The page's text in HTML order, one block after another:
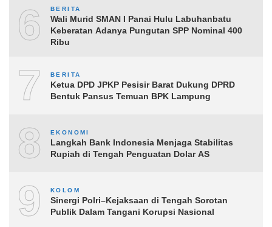
6 BERITA
Wali Murid SMAN I Panai Hulu Labuhanbatu
Keberatan Adanya Pungutan SPP Nominal 400
Ribu
7 BERITA
Ketua DPD JPKP Pesisir Barat Dukung DPRD
Bentuk Pansus Temuan BPK Lampung
8 EKONOMI
Langkah Bank Indonesia Menjaga Stabilitas
Rupiah di Tengah Penguatan Dolar AS
9 KOLOM
Sinergi Polri–Kejaksaan di Tengah Sorotan
Publik Dalam Tangani Korupsi Nasional